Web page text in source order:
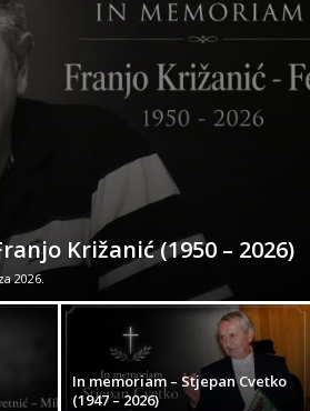
Križanić (1950 – 2026)
2026.
In memoriam – Stjepan Cvetko
(1947 – 2026)